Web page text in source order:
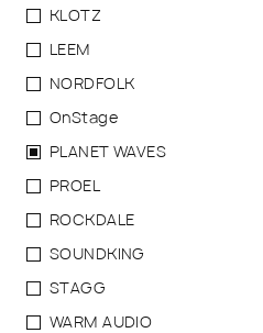
KLOTZ
LEEM
NORDFOLK
OnStage
PLANET WAVES
PROEL
ROCKDALE
SOUNDKING
STAGG
WARM AUDIO